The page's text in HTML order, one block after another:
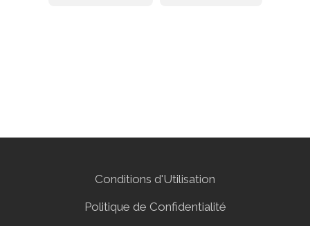
Conditions d'Utilisation
Politique de Confidentialité